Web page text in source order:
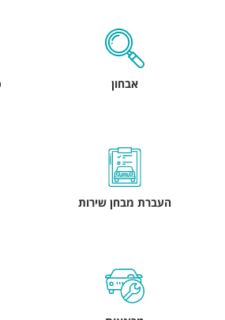
אבחון
העברת מבחן שירות